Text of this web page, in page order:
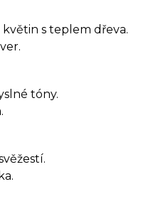
s teplem dřeva.
tóny.